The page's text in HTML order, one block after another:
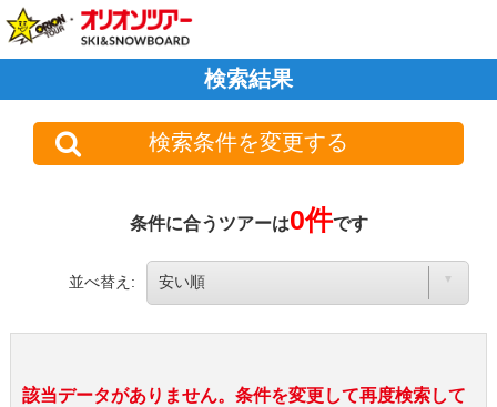
検索結果
検索条件を変更する
条件に合うツアーは0件です
並べ替え:
該当データがありません。条件を変更して再度検索して